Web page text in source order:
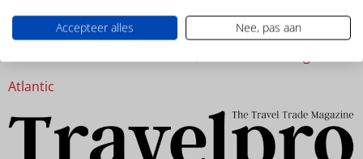
en Marcin van Gijlswijk (penningmeester) erover […]
Atlantic
Accepteer alles Nee, pas aan